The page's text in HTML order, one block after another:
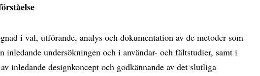
i val, utförande, analys och dokumentation av de metoder som
inledande undersökningen och i användar- och fältstudier, samt i
inledande designkoncept och godkännande av det slutliga